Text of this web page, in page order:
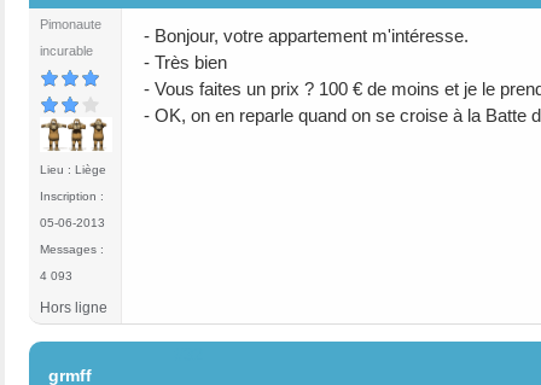
Pimonaute
incurable
Lieu : Liège
Inscription :
05-06-2013
Messages :
4 093
- Bonjour, votre appartement m'intéresse.
- Très bien
- Vous faites un prix ? 100 € de moins et je le
- OK, on en reparle quand on se croise à la Batte
Hors ligne
grmff